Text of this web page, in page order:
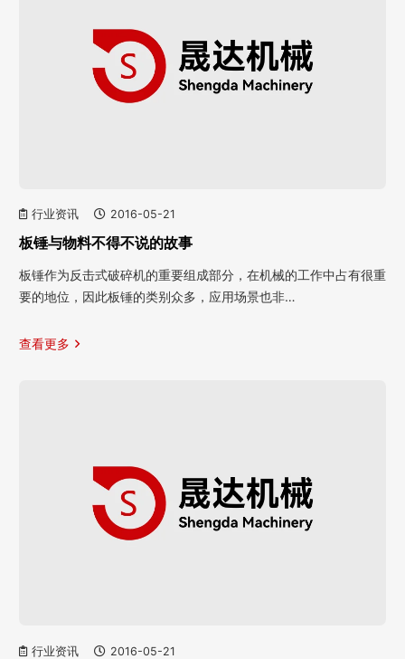
行业资讯 2016-05-21
板锤与物料不得不说的故事
板锤作为反击式破碎机的重要组成部分，在机械的工作中占有很重
要的地位，因此板锤的类别众多，应用场景也非…
查看更多
行业资讯 2016-05-21